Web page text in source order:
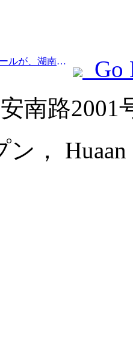
Prev:中国観光商品コンクールが、湖南省湘潭市にて盛況のうちに開催されました。
Go
南路2001
， Huaan